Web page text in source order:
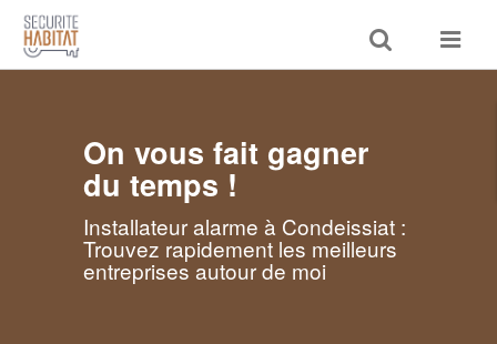
Toggle
search
Toggle
On vous fait gagner
du temps !
Installateur alarme à Condeissiat :
Trouvez rapidement les meilleurs
entreprises autour de moi